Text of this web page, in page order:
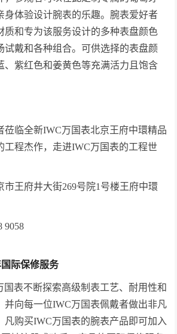
身体验设计腕表的乐趣。腕表爱好者
质和专为该服务设计的多种表盘颜色
试戴和各种组合。可供选择的表盘颜
、紫红色和姜黄色等充满活力且饱含
莅临全新IWC万国表北京王府中環精品
工程杰作，走进IWC万国表的工程世
市王府井大街269号院1号楼王府中環
9058
际保修服务
国表不断探索高级制表工艺、耐用性和
并向每一位IWC万国表佩戴者做出非凡
凡购买IWC万国表的腕表产品即可加入